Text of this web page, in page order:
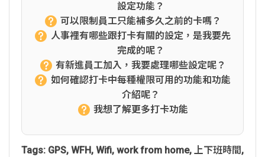
設定功能？
可以限制員工只能補多久之前的卡嗎？
人事裡有哪些跟打卡有關的設定，是我要先
完成的呢？
有新進員工加入，我要處理哪些設定呢？
如何確認打卡中每種權限可用的功能和功能
介紹呢？
我想了解更多打卡功能
Tags: GPS, WFH , Wifi, work from home, 上下班時間 ,